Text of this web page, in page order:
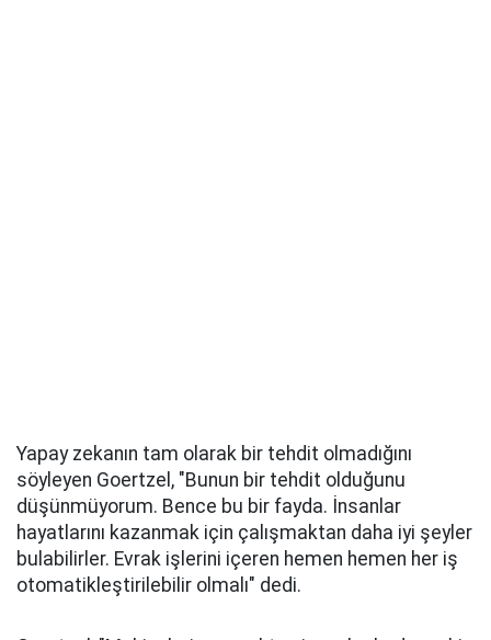
Yapay zekanın tam olarak bir tehdit olmadığını
söyleyen Goertzel, "Bunun bir tehdit olduğunu
düşünmüyorum. Bence bu bir fayda. İnsanlar
hayatlarını kazanmak için çalışmaktan daha iyi şeyler
bulabilirler. Evrak işlerini içeren hemen hemen her iş
otomatikleştirilebilir olmalı" dedi.